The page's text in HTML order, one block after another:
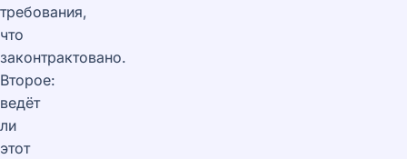
требования,
что
законтрактовано.
Второе:
ведёт
ли
этот